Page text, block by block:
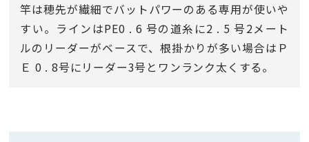
竿は穂先が繊細でバットパワーのある専用が使いや
すい。ラインはPE0 . 6 号の道糸に2 . 5 号2メート
ルのリーダーがベースで、根掛かりが多い場合はＰ
Ｅ 0 . 8号にリーダー3号とワンランク太くする。